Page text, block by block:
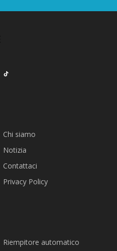
Chi siamo
Notizia
Contattaci
Privacy Policy
Riempitore automatico